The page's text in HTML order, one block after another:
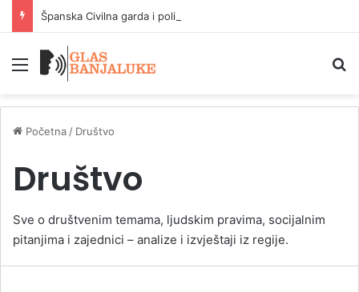
Meni
Početna / Društvo
Društvo
Sve o društvenim temama, ljudskim pravima, socijalnim
pitanjima i zajednici – analize i izvještaji iz regije.